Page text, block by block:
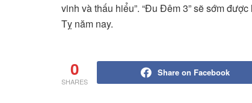
vinh và thấu hiểu”. “Đu Đêm 3” sẽ sớm
Tỵ năm nay.
0
SHARES
Share on Facebook